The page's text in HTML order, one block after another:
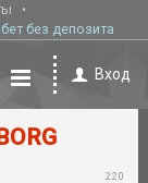
без депозита
Вход
220